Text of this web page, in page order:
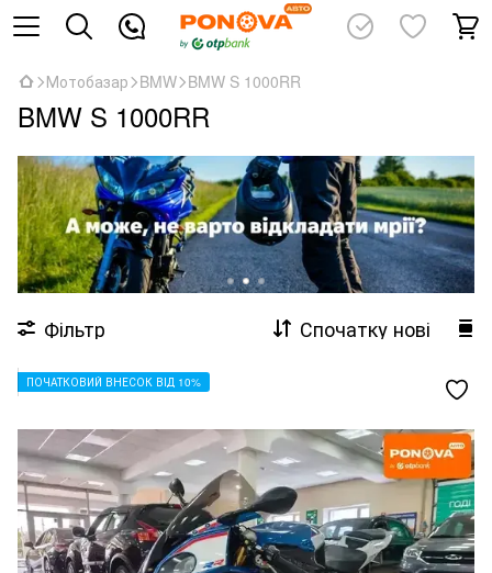
Мотобазар BMW BMW S 1000RR
BMW S 1000RR
Фільтр Спочатку нові
ПОЧАТКОВИЙ ВНЕСОК ВІД 10%